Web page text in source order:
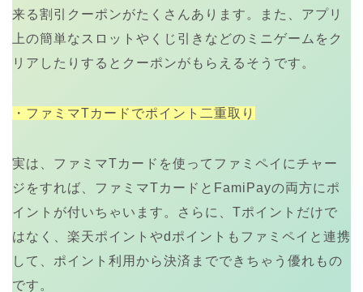
来る割引クーポンがたくさんあります。また、アプリ
上の簡単なスロットやくじ引きなどのミニゲームをク
リアしたりするとクーポンがもらえるそうです。
・ファミマTカードでポイント二重取り
実は、ファミマTカードを使ってファミペイにチャー
ジをすれば、ファミマTカードとFamiPayの両方にポ
イントが付いちゃいます。さらに、Tポイントだけで
はなく、楽天ポイントやdポイントもファミペイと連携
して、ポイント利用から決済までできちゃう優れもの
です。